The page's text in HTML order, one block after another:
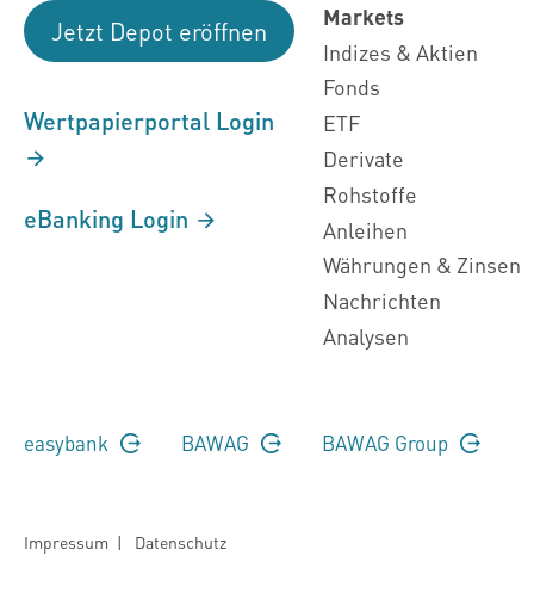
Jetzt Depot eröffnen
Wertpapierportal Login
eBanking Login
Markets
Indizes & Aktien
Fonds
ETF
Derivate
Rohstoffe
Anleihen
Währungen & Zinsen
Nachrichten
Analysen
easybank BAWAG BAWAG Group
Impressum | Datenschutz